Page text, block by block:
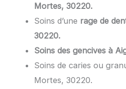
Mortes, 30220.
Soins d’une rage de
30220.
Soins des gencives à
Soins de caries ou
Mortes, 30220.